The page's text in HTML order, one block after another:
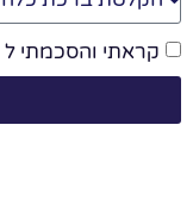
קראתי והסכמתי ל